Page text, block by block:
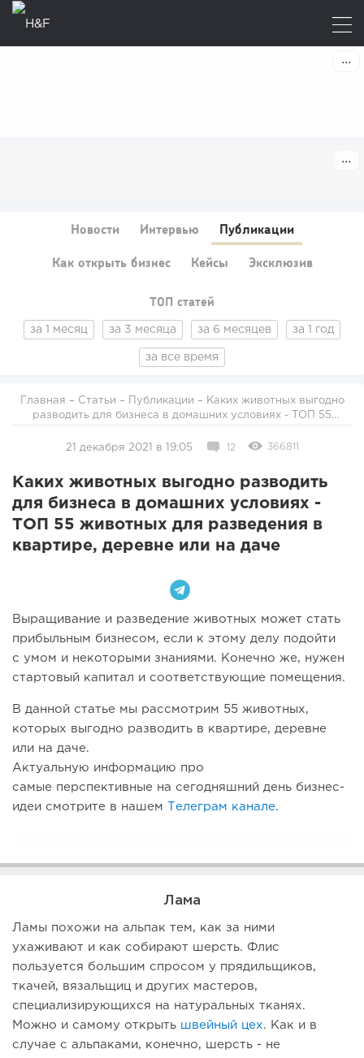
Новости Интервью Публикации
Как открыть бизнес Кейсы Эксклюзив
ТОП статей
за 1 месяц за 3 месяца за 6 месяцев за 1 год
за все время
Главная – Статьи – Публикации
разводить для бизнеса в домашних условиях - ТОП 55
21 декабря 2021 в 19:05
12 366811
Каких животных выгодно разводить
для бизнеса в домашних условиях -
ТОП 55 животных для разведения в
квартире, деревне или на даче
Выращивание и разведение животных может стать
прибыльным бизнесом, если к этому делу подойти
с умом и некоторыми знаниями. Конечно же, нужен
стартовый капитал и соответствующие помещения.
В данной статье мы рассмотрим 55 животных,
которых выгодно разводить в квартире, деревне
или на даче.
Актуальную информацию про
самые перспективные на сегодняшний день бизнес-
идеи смотрите в нашем
Телеграм канале.
Лама
Ламы похожи на альпак тем, как за ними
ухаживают и как собирают шерсть. Флис
пользуется большим спросом у прядильщиков,
ткачей, вязальщиц и других мастеров,
специализирующихся на натуральных тканях.
Можно и самому открыть швейный цех. Как и в
случае с альпаками, конечно, шерсть - не